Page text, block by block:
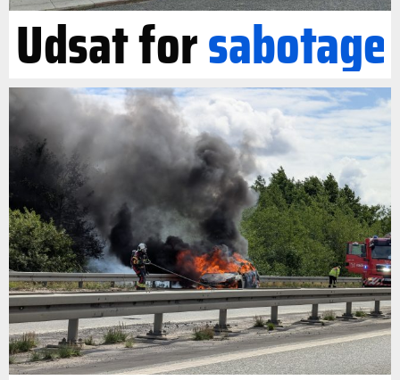
Udsat forsabotage